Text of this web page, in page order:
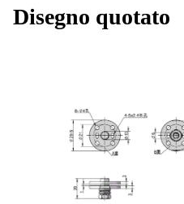
Disegno quotato